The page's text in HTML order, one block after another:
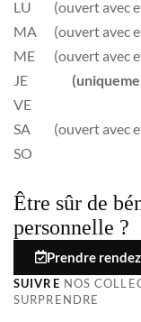
LU
(ouvert avec
MA
(ouvert avec
ME
(ouvert avec
JE
VE
SA
(ouvert avec
SO
Être sûr de
personnelle ?
Prendre
SUIVRE NOS
SURPRENDRE